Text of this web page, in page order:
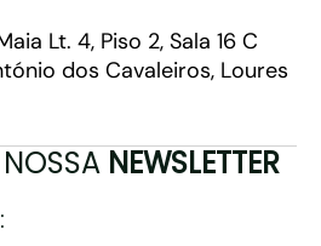
Lt. 4, Piso 2, Sala 16 C
dos Cavaleiros, Loures
NEWSLETTER